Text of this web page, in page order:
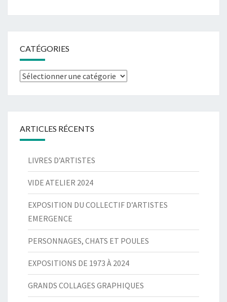
CATÉGORIES
Catégories
ARTICLES RÉCENTS
LIVRES D’ARTISTES
VIDE ATELIER 2024
EXPOSITION DU COLLECTIF D’ARTISTES
EMERGENCE
PERSONNAGES, CHATS ET POULES
EXPOSITIONS DE 1973 À 2024
GRANDS COLLAGES GRAPHIQUES